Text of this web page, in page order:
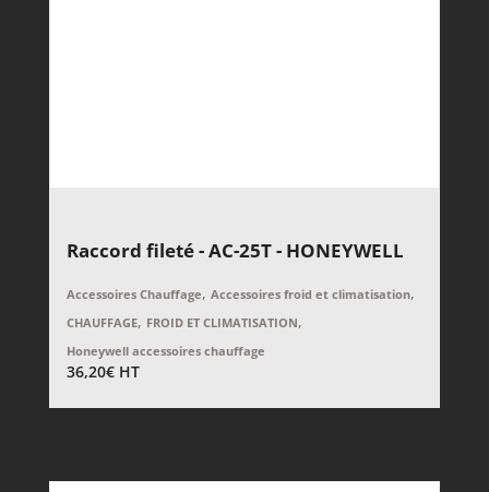
Raccord fileté - AC-25T - HONEYWELL
Accessoires Chauffage, Accessoires froid et climatisation,
CHAUFFAGE, FROID ET CLIMATISATION,
Honeywell accessoires chauffage
36,20€ HT